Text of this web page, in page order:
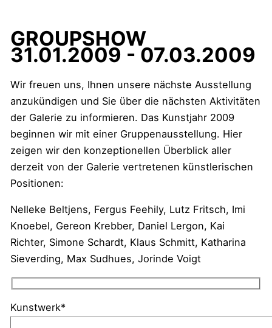
GROUPSHOW
31.01.2009 - 07.03.2009
Wir freuen uns, Ihnen unsere nächste Ausstellung
anzukündigen und Sie über die nächsten Aktivitäten
der Galerie zu informieren. Das Kunstjahr 2009
beginnen wir mit einer Gruppenausstellung. Hier
zeigen wir den konzeptionellen Überblick aller
derzeit von der Galerie vertretenen künstlerischen
Positionen:
Nelleke Beltjens, Fergus Feehily, Lutz Fritsch, Imi
Knoebel, Gereon Krebber, Daniel Lergon, Kai
Richter, Simone Schardt, Klaus Schmitt, Katharina
Sieverding, Max Sudhues, Jorinde Voigt
Kunstwerk*